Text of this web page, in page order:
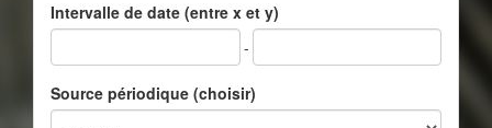
Intervalle de date (entre x et y)
-
Source périodique (choisir)